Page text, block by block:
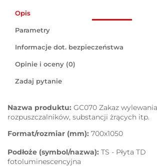
Opis
Parametry
Informacje dot. bezpieczeństwa
Opinie i oceny (0)
Zadaj pytanie
Nazwa produktu: GC070 Zakaz
rozpuszczalników, substancji żrących itp.
Format/rozmiar (mm): 700x1050
Podłoże (symbol/nazwa): TS - Płyta TD
fotoluminescencyjna